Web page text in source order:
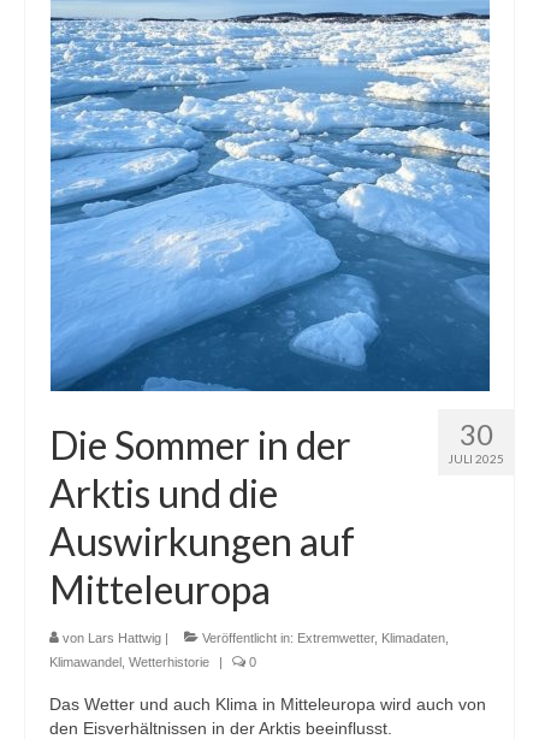
Die Kältepole der Nordhalbkugel: Kanadische
Arktis und Sibirien
Ellesmere Island – Die nördlichste Wildnis
Kanadas
Die Natur der Hudson-Bay und umliegender
Regionen
Die Laptewsee: Die Eisfabrik der Arktis
EisSued
Schneehöhen
Temperaturen in der Arktis und Antarktis
Wetter Arktis Antarktis
Webcams
Winterdienst
Glossar
30
JULI 2025
Die Sommer in der
Arktis und die
Auswirkungen auf
Mitteleuropa
von Lars Hattwig | Veröffentlicht in: Extremwetter, Klimadaten
Klimawandel Wetterhistorie | 0
Das Wetter und auch Klima in Mitteleuropa wird auch von
den Eisverhältnissen in der Arktis beeinflusst.